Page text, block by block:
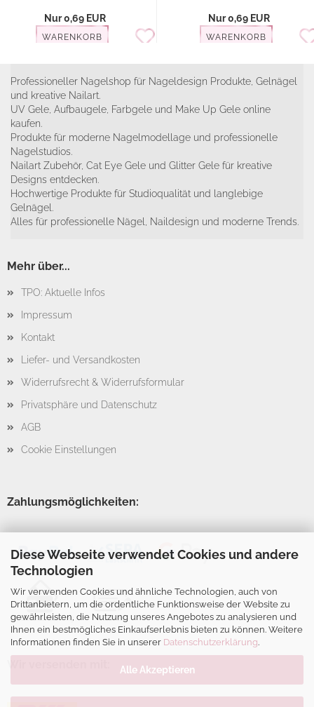
Diese Webseite verwendet Cookies und andere
Technologien
Wir verwenden Cookies und ähnliche Technologien, auch von
Drittanbietern, um die ordentliche Funktionsweise der Website zu
gewährleisten, die Nutzung unseres Angebotes zu analysieren und
Ihnen ein bestmögliches Einkaufserlebnis bieten zu können. Weitere
Informationen finden Sie in unserer Datenschutzerklärung.
Alle Akzeptieren
Nur 0,69 EUR
WARENKORB
Nur 0,69 EUR
WARENKORB
Professioneller Nagelshop für Nageldesign Produkte, Gelnägel
und kreative Nailart.
UV Gele, Aufbaugele, Farbgele und Make Up Gele online
kaufen.
Produkte für moderne Nagelmodellage und professionelle
Nagelstudios.
Nailart Zubehör, Cat Eye Gele und Glitter Gele für kreative
Designs entdecken.
Hochwertige Produkte für Studioqualität und langlebige
Gelnägel.
Alles für professionelle Nägel, Naildesign und moderne Trends.
Mehr über...
TPO: Aktuelle Infos
Impressum
Kontakt
Liefer- und Versandkosten
Widerrufsrecht & Widerrufsformular
Privatsphäre und Datenschutz
AGB
Cookie Einstellungen
Zahlungsmöglichkeiten: